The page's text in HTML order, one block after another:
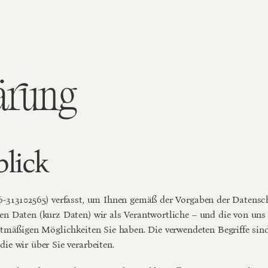
verfasst, um Ihnen gemäß der Vorgaben der
Daten (kurz Daten) wir als Verantwortliche – und die von
Möglichkeiten Sie haben. Die verwendeten Begriffe
wir über Sie verarbeiten.